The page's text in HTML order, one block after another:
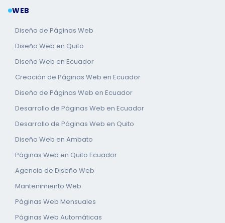
WEB
Diseño de Páginas Web
Diseño Web en Quito
Diseño Web en Ecuador
Creación de Páginas Web en Ecuador
Diseño de Páginas Web en Ecuador
Desarrollo de Páginas Web en Ecuador
Desarrollo de Páginas Web en Quito
Diseño Web en Ambato
Páginas Web en Quito Ecuador
Agencia de Diseño Web
Mantenimiento Web
Páginas Web Mensuales
Páginas Web Automáticas